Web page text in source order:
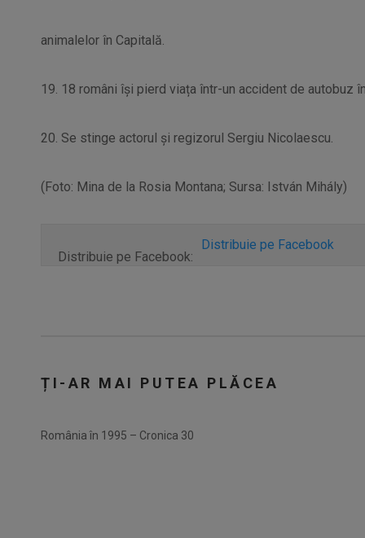
animalelor în Capitală.
19. 18 români își pierd viața într-un accident de autobuz
20. Se stinge actorul și regizorul Sergiu Nicolaescu.
(Foto: Mina de la Rosia Montana; Sursa: István Mihály)
Distribuie pe Facebook:
Distribuie pe Facebook
ȚI-AR MAI PUTEA PLĂCEA
România în 1995 – Cronica 30